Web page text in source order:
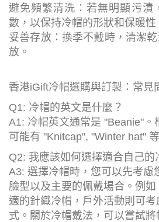
避免頻繁清洗：若無明顯污漬
數，以保持冷帽的形狀和保暖性
妥善存放：換季不戴時，清潔
放。
香港iGift冷帽選購與訂製：常見
Q1: 冷帽的英文是什麼？
A1: 冷帽英文通常是 "Beanie"。
可能有 "Knitcap", "Winter hat"
Q2: 我應該如何選擇適合自己的
A3: 選擇冷帽時，您可以先考慮
臉型以及主要的佩戴場合。例
適的針織冷帽，戶外活動則可
式。關於冷帽戴法，可以嘗試